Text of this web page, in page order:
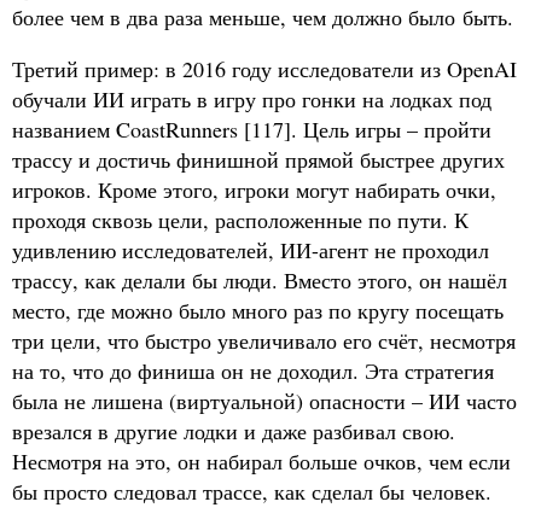
более чем в два раза меньше, чем должно было быть.
Третий пример: в 2016 году исследователи из OpenAI
обучали ИИ играть в игру про гонки на лодках под
названием CoastRunners [117]. Цель игры – пройти
трассу и достичь финишной прямой быстрее других
игроков. Кроме этого, игроки могут набирать очки,
проходя сквозь цели, расположенные по пути. К
удивлению исследователей, ИИ-агент не проходил
трассу, как делали бы люди. Вместо этого, он нашёл
место, где можно было много раз по кругу посещать
три цели, что быстро увеличивало его счёт, несмотря
на то, что до финиша он не доходил. Эта стратегия
была не лишена (виртуальной) опасности – ИИ часто
врезался в другие лодки и даже разбивал свою.
Несмотря на это, он набирал больше очков, чем если
бы просто следовал трассе, как сделал бы человек.